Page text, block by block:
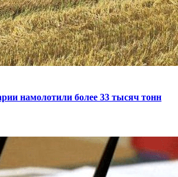
намолотили более 33 тысяч тонн